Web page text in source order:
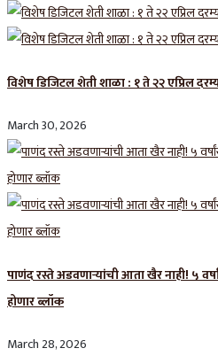
विशेष डिजिटल शेती शाळा : १ ते २२ एप्रिल
March 30, 2026
पाणंद रस्ते अडवणाऱ्यांची आता खैर नाही! ५
होणार ब्लॉक
March 28, 2026